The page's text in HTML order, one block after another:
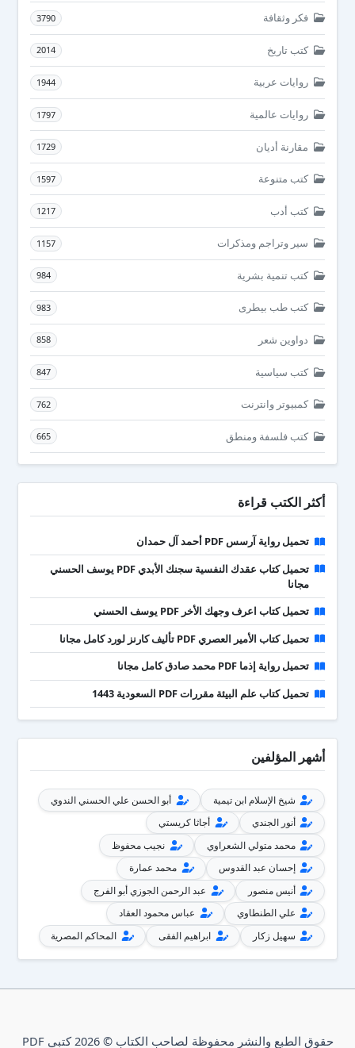
فكر وثقافة 3790
كتب تاريخ 2014
روايات عربية 1944
روايات عالمية 1797
مقارنة أديان 1729
كتب متنوعة 1597
كتب أدب 1217
سير وتراجم ومذكرات 1157
كتب تنمية بشرية 984
كتب طب بيطرى 983
دواوين شعر 858
كتب سياسية 847
كمبيوتر وانترنت 762
كتب فلسفة ومنطق 665
أكثر الكتب قراءة
تحميل رواية آرسس PDF أحمد آل حمدان
تحميل كتاب عقدك النفسية سجنك الأبدي PDF يوسف الحسني
مجانا
تحميل كتاب اعرف وجهك الأخر PDF يوسف الحسني
تحميل كتاب الأمير العصري PDF تأليف كارنز لورد كامل مجانا
تحميل رواية إذما PDF محمد صادق كامل مجانا
تحميل كتاب علم البيئة مقررات PDF السعودية 1443
أشهر المؤلفين
شيخ الإسلام ابن تيمية
أبو الحسن علي الحسني الندوي
أنور الجندي
أجاثا كريستي
محمد متولي الشعراوي
نجيب محفوظ
إحسان عبد القدوس
محمد عمارة
أنيس منصور
عبد الرحمن الجوزي أبو الفرج
علي الطنطاوي
عباس محمود العقاد
سهيل زكار
ابراهيم الفقى المحاكم المصرية
حقوق الطبع والنشر محفوظة لصاحب الكتاب © 2026 كتبي PDF